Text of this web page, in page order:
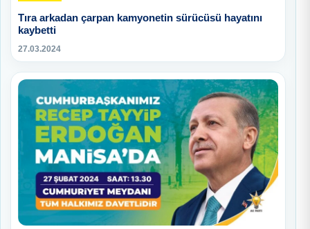
Tıra arkadan çarpan kamyonetin sürücüsü hayatını
kaybetti
27.03.2024